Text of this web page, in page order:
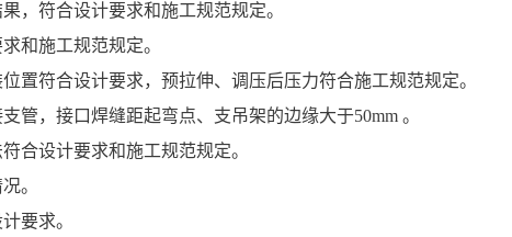
，符合设计要求和施工规范规定。
和施工规范规定。
置符合设计要求，预拉伸、调压后压力符合施工规范规定。
管，接口焊缝距起弯点、支吊架的边缘大于50mm 。
合设计要求和施工规范规定。
。
要求。